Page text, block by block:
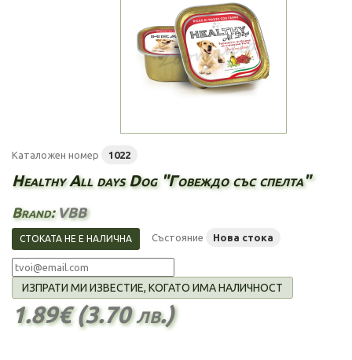
Каталожен номер 1022
Healthy All days Dog "Говеждо със спелта"
Brand: VBB
СТОКАТА НЕ Е НАЛИЧНА Състояние Нова стока
ИЗПРАТИ МИ ИЗВЕСТИЕ, КОГАТО ИМА НАЛИЧНОСТ
1.89€ (3.70 лв.)